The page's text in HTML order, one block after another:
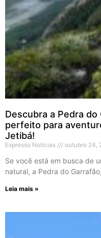
Descubra a Pedra
perfeito para
Jetibá!
Expresso Noticias outubro 24,
Se você está em busca de
natural, a Pedra do
Leia mais »